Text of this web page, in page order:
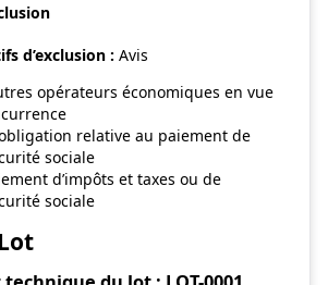
d’exclusion : Avis
opérateurs économiques en vue
relative au paiement de
sociale
d’impôts et taxes ou de
sociale